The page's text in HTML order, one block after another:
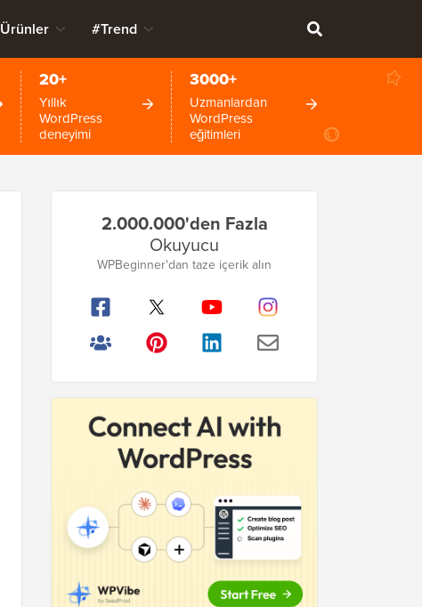
Ürünler #Trend
20+
Yıllık
WordPress
deneyimi
3000+
Uzmanlardan
WordPress
eğitimleri
Kenar
Çubuğu
2.000.000'den Fazla
Okuyucu
WPBeginner'dan taze içerik alın